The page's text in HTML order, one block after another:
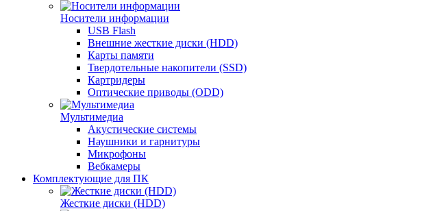
Носители информации
USB Flash
Внешние жесткие диски (HDD)
Карты памяти
Твердотельные накопители (SSD)
Картридеры
Оптические приводы (ODD)
Мультимедиа
Акустические системы
Наушники и гарнитуры
Микрофоны
Вебкамеры
Комплектующие для ПК
Жесткие диски (HDD)